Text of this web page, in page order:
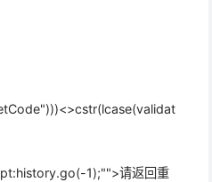
1);"">请返回重